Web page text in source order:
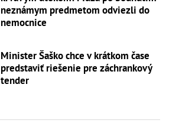
neznámym predmetom odviezli do
nemocnice
Minister Šaško chce v krátkom čase
predstaviť riešenie pre záchrankový
tender